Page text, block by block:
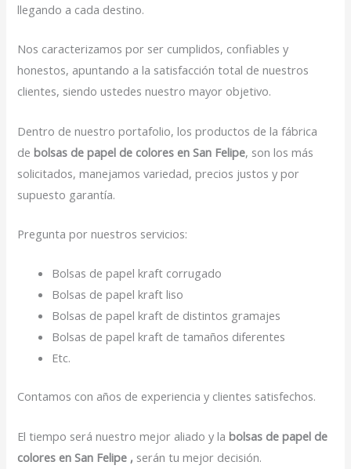
llegando a cada destino.
Nos caracterizamos por ser cumplidos, confiables y
honestos, apuntando a la satisfacción total de nuestros
clientes, siendo ustedes nuestro mayor objetivo.
Dentro de nuestro portafolio, los productos de la fábrica
debolsas de papel de colores en San Felipe, son los más
solicitados, manejamos variedad, precios justos y por
supuesto garantía.
Pregunta por nuestros servicios:
Bolsas de papel kraft corrugado
Bolsas de papel kraft liso
Bolsas de papel kraft de distintos gramajes
Bolsas de papel kraft de tamaños diferentes
Etc.
Contamos con años de experiencia y clientes satisfechos.
El tiempo será nuestro mejor aliado y labolsas de papel de
colores en San Felipe , serán tu mejor decisión.